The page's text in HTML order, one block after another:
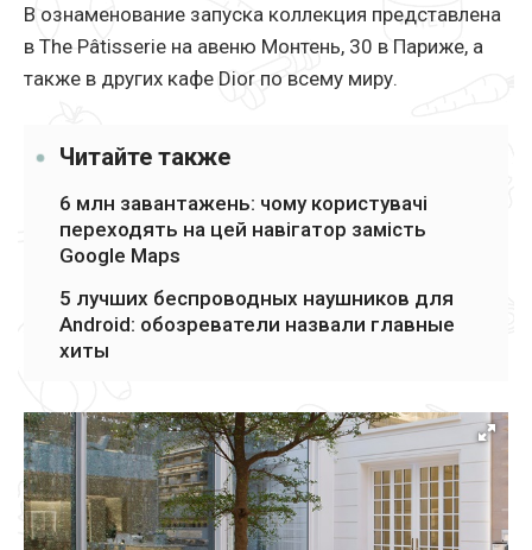
В ознаменование запуска коллекция представлена ​​
в The Pâtisserie на авеню Монтень, 30 в Париже, а
также в других кафе Dior по всему миру.
Читайте также
6 млн завантажень: чому користувачі
переходять на цей навігатор замість
Google Maps
5 лучших беспроводных наушников для
Android: обозреватели назвали главные
хиты